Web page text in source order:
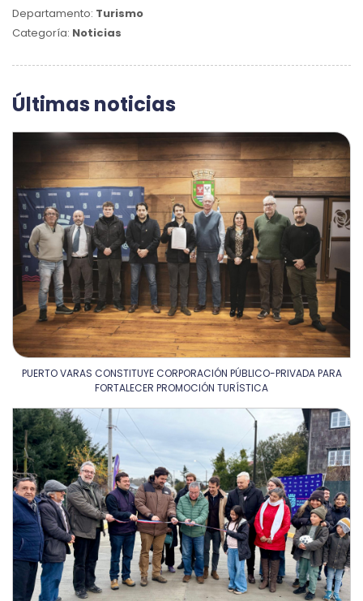
Departamento: Turismo
Categoría: Noticias
Últimas noticias
PUERTO VARAS CONSTITUYE CORPORACIÓN PÚBLICO-PRIVADA PARA
FORTALECER PROMOCIÓN TURÍSTICA